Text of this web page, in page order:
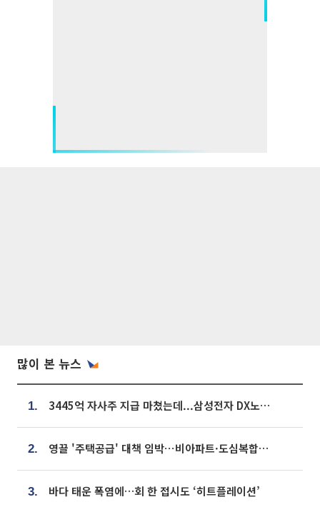
많이 본 뉴스
1. 3445억 자사주 지급 마쳤는데...삼성전자 DX노조, 뒤늦은 '떼쓰기 집회'
2. 영끌 '주택공급' 대책 임박⋯비아파트·도심복합까지 총동원
3. 바다 태운 폭염에…회 한 접시도 ‘히트플레이션’